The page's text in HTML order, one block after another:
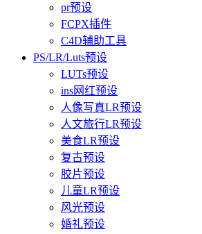
pr预设
FCPX插件
C4D辅助工具
PS/LR/Luts预设
LUTs预设
ins网红预设
人像写真LR预设
人文旅行LR预设
美食LR预设
复古预设
胶片预设
儿童LR预设
风光预设
婚礼预设